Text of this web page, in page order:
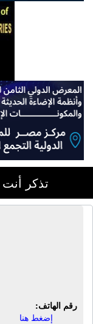
تذكر
رقم الهاتف:
إضغط هنا